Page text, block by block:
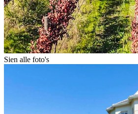
Sien alle foto's